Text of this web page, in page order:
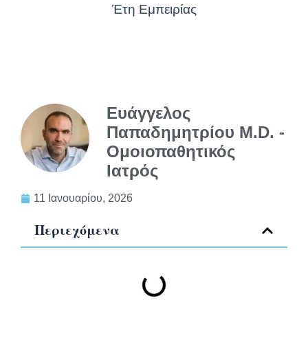
Έτη Εμπειρίας
Ευάγγελος
Παπαδημητρίου M.D. -
Ομοιοπαθητικός
Ιατρός
11 Ιανουαρίου, 2026
Περιεχόμενα